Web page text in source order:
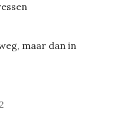
maar dan in